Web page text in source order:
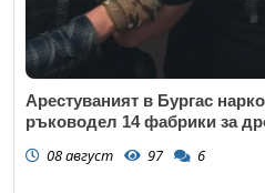
Арестуваният в Бургас
ръководел 14 фабрики за
08 август 97 6